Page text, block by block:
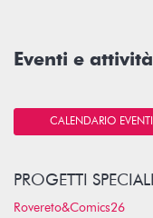
Eventi e attività
CALENDARIO EVENTI
PROGETTI SPECIALI
Rovereto&Comics26